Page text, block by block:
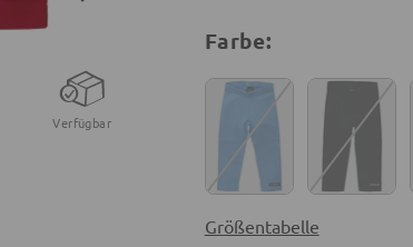
Verfügbar
Farbe:
Größentabelle